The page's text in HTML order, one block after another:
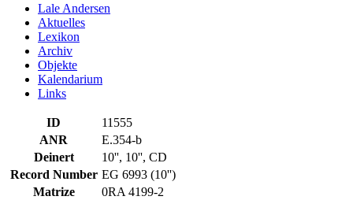
Lale Andersen
Aktuelles
Lexikon
Archiv
Objekte
Kalendarium
Links
ID
11555
ANR
E.354-b
Deinert
10'', 10'', CD
Record Number EG 6993 (10'')
Matrize
0RA 4199-2